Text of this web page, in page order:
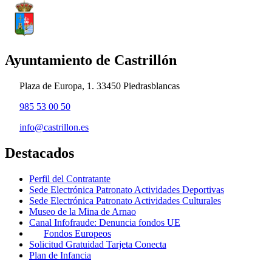
Ayuntamiento de Castrillón
Plaza de Europa, 1. 33450 Piedrasblancas
985 53 00 50
info@castrillon.es
Destacados
Perfil del Contratante
Sede Electrónica Patronato Actividades Deportivas
Sede Electrónica Patronato Actividades Culturales
Museo de la Mina de Arnao
Canal Infofraude: Denuncia fondos UE
Fondos Europeos
Solicitud Gratuidad Tarjeta Conecta
Plan de Infancia